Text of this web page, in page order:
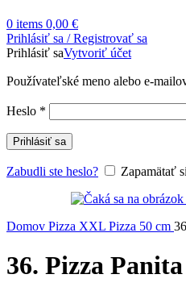
0 items 0,00 €
Prihlásiť sa / Registrovať sa
Prihlásiť saVytvoriť účet
Používateľské meno alebo e-
Heslo *
Prihlásiť sa
Zabudli ste heslo? Zapamätať
Domov Pizza XXL Pizza 50 cm
36. Pizza